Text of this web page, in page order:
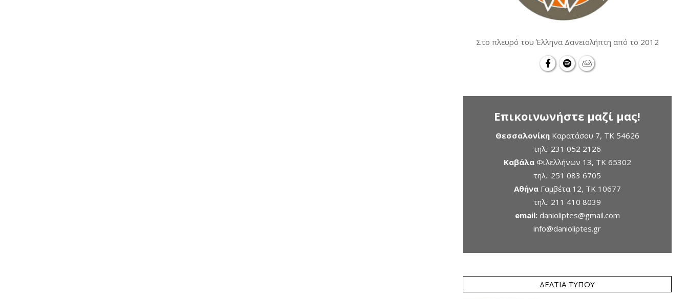
Στο πλευρό του Έλληνα Δανειολήπτη από το 2012
Επικοινωνήστε μαζί μας!
ΘεσσαλονίκηΚαρατάσου 7, TK 54626
τηλ.: 231 052 2126
ΚαβάλαΦιλελλήνων 13, ΤΚ 65302
τηλ.: 251 083 6705
ΑθήναΓαμβέτα 12, ΤΚ 10677
τηλ.: 211 410 8039
email: danioliptes@gmail.com
info@danioliptes.gr
ΔΕΛΤΊΑ ΤΎΠΟΥ